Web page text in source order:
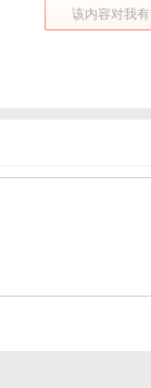
该内容对我